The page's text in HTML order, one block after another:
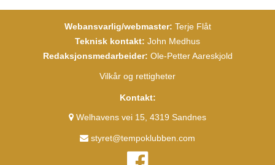
Webansvarlig/webmaster: Terje Flåt
Teknisk kontakt: John Medhus
Redaksjonsmedarbeider: Ole-Petter Aareskjold
Vilkår og rettigheter
Kontakt:
Welhavens vei 15, 4319 Sandnes
styret@tempoklubben.com